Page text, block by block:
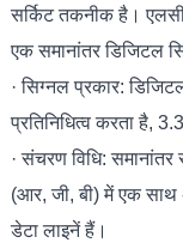
सर्किट तकनीक है।
एक समानांतर डिजिटल
· सिग्नल प्रकार:
प्रतिनिधित्व करता है,
· संचरण विधि:
(आर, जी, बी) में एक
डेटा लाइनें हैं।